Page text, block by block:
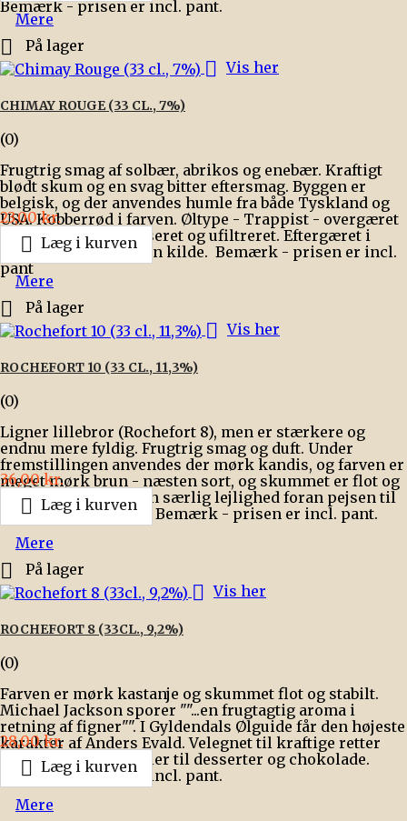
Bemærk - prisen er incl. pant.
Mere
 På lager
 Vis her
CHIMAY ROUGE (33 CL., 7%)
(0)
Frugtrig smag af solbær, abrikos og enebær. Kraftigt
blødt skum og en svag bitter eftersmag. Byggen er
belgisk, og der anvendes humle fra både Tyskland og
USA. Kobberrød i farven. Øltype - Trappist - overgæret
mørk ale. Upasteuriseret og ufiltreret. Eftergæret i
flasken. Vand fra egen kilde. Bemærk - prisen er incl.
pant
Pris
23,00 kr.
 Læg i kurven
Mere
 På lager
 Vis her
ROCHEFORT 10 (33 CL., 11,3%)
(0)
Ligner lillebror (Rochefort 8), men er stærkere og
endnu mere fyldig. Frugtrig smag og duft. Under
fremstillingen anvendes der mørk kandis, og farven er
meget mørk brun - næsten sort, og skummet er flot og
stabilt. Velegnet til en særlig lejlighed foran pejsen til
et stykke chokolade. Bemærk - prisen er incl. pant.
Pris
36,00 kr.
 Læg i kurven
Mere
 På lager
 Vis her
ROCHEFORT 8 (33CL., 9,2%)
(0)
Farven er mørk kastanje og skummet flot og stabilt.
Michael Jackson sporer ""...en frugtagtig aroma i
retning af figner"". I Gyldendals Ølguide får den højeste
karakter af Anders Evald. Velegnet til kraftige retter
som fx and og gås eller til desserter og chokolade.
Bemærk - prisen er incl. pant.
Pris
28,00 kr.
 Læg i kurven
Mere